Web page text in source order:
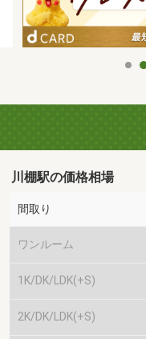
川棚駅の価格相場
間取り
ワンルーム
1K/DK/LDK(+S)
2K/DK/LDK(+S)